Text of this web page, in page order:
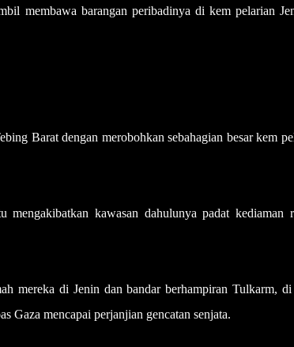
membawa barangan peribadinya di kem pelarian
Barat dengan merobohkan sebahagian besar kem
kawasan dahulunya padat kediaman
mereka di Jenin dan bandar berhampiran Tulkarm, di
Gaza mencapai perjanjian gencatan senjata.